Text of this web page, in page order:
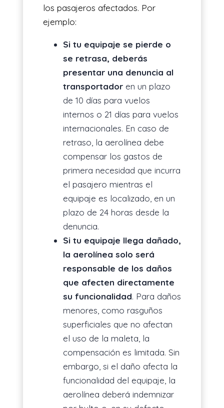
los pasajeros afectados. Por
ejemplo:
Si tu equipaje se pierde o
se retrasa, deberás
presentar una denuncia al
transportadoren un plazo
de 10 días para vuelos
internos o 21 días para vuelos
internacionales. En caso de
retraso, la aerolínea debe
compensar los gastos de
primera necesidad que incurra
el pasajero mientras el
equipaje es localizado, en un
plazo de 24 horas desde la
denuncia.
Si tu equipaje llega dañado,
la aerolínea solo será
responsable de los daños
que afecten directamente
su funcionalidad. Para daños
menores, como rasguños
superficiales que no afectan
el uso de la maleta, la
compensación es limitada. Sin
embargo, si el daño afecta la
funcionalidad del equipaje, la
aerolínea deberá indemnizar